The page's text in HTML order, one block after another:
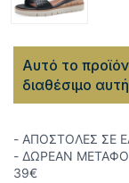
Αυτό το
διαθέσιμο
- ΑΠΟΣΤΟΛΕΣ ΣΕ
- ΔΩΡΕΑΝ
39€